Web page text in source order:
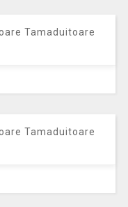
Tamaduitoare
Tamaduitoare